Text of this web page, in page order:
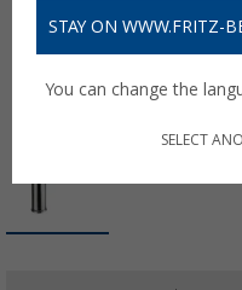
STAY ON WWW.FRITZ-
You can change the
SELECT